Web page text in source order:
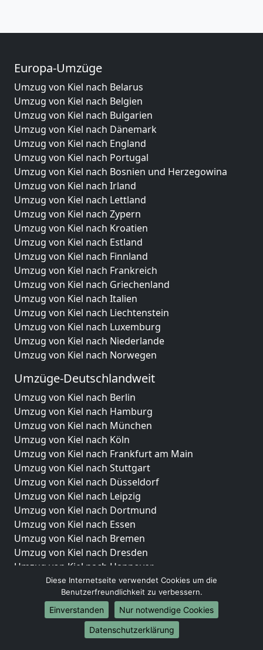
Europa-Umzüge
Umzug von Kiel nach Belarus
Umzug von Kiel nach Belgien
Umzug von Kiel nach Bulgarien
Umzug von Kiel nach Dänemark
Umzug von Kiel nach England
Umzug von Kiel nach Portugal
Umzug von Kiel nach Bosnien und Herzegowina
Umzug von Kiel nach Irland
Umzug von Kiel nach Lettland
Umzug von Kiel nach Zypern
Umzug von Kiel nach Kroatien
Umzug von Kiel nach Estland
Umzug von Kiel nach Finnland
Umzug von Kiel nach Frankreich
Umzug von Kiel nach Griechenland
Umzug von Kiel nach Italien
Umzug von Kiel nach Liechtenstein
Umzug von Kiel nach Luxemburg
Umzug von Kiel nach Niederlande
Umzug von Kiel nach Norwegen
Umzüge-Deutschlandweit
Umzug von Kiel nach Berlin
Umzug von Kiel nach Hamburg
Umzug von Kiel nach München
Umzug von Kiel nach Köln
Umzug von Kiel nach Frankfurt am Main
Umzug von Kiel nach Stuttgart
Umzug von Kiel nach Düsseldorf
Umzug von Kiel nach Leipzig
Umzug von Kiel nach Dortmund
Umzug von Kiel nach Essen
Umzug von Kiel nach Bremen
Umzug von Kiel nach Dresden
Umzug von Kiel nach Hannover
Umzug von Kiel nach Nürnberg
Umzug von Kiel nach Duisburg
Umzug von Kiel nach Bochum
Umzug von Kiel nach Wuppertal
Umzug von Kiel nach Bielefeld
Diese Internetseite verwendet Cookies um die
Benutzerfreundlichkeit zu verbessern.
Einverstanden
Nur notwendige Cookies
Datenschutzerklärung